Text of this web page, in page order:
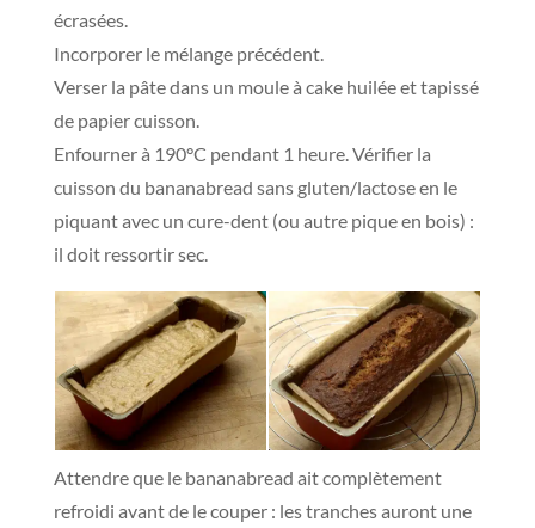
écrasées.
Incorporer le mélange précédent.
Verser la pâte dans un moule à cake huilée et tapissé
de papier cuisson.
Enfourner à 190°C pendant 1 heure. Vérifier la
cuisson du bananabread sans gluten/lactose en le
piquant avec un cure-dent (ou autre pique en bois) :
il doit ressortir sec.
Attendre que le bananabread ait complètement
refroidi avant de le couper : les tranches auront une